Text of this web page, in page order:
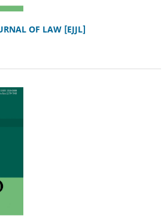
OF LAW [EJJL]